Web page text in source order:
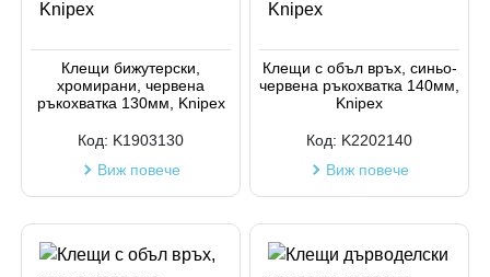
Клещи бижутерски,
хромирани, червена
ръкохватка 130мм, Knipex
Код: K1903130
Виж повече
Клещи с объл връх, синьо-
червена ръкохватка 140мм,
Knipex
Код: K2202140
Виж повече